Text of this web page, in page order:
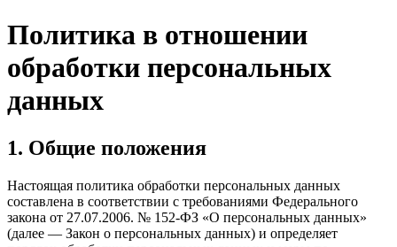
Политика в отношении
обработки персональных
данных
1. Общие положения
Настоящая политика обработки персональных данных
составлена в соответствии с требованиями Федерального
закона от 27.07.2006. № 152-ФЗ «О персональных данных»
(далее — Закон о персональных данных) и определяет